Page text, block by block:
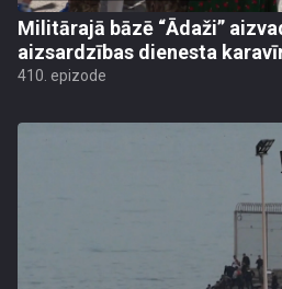
Militārajā bāzē “Ādaži”
aizsardzības dienesta
410. epizode